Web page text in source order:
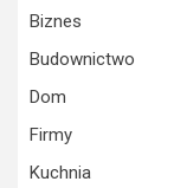
Biznes
Budownictwo
Dom
Firmy
Kuchnia